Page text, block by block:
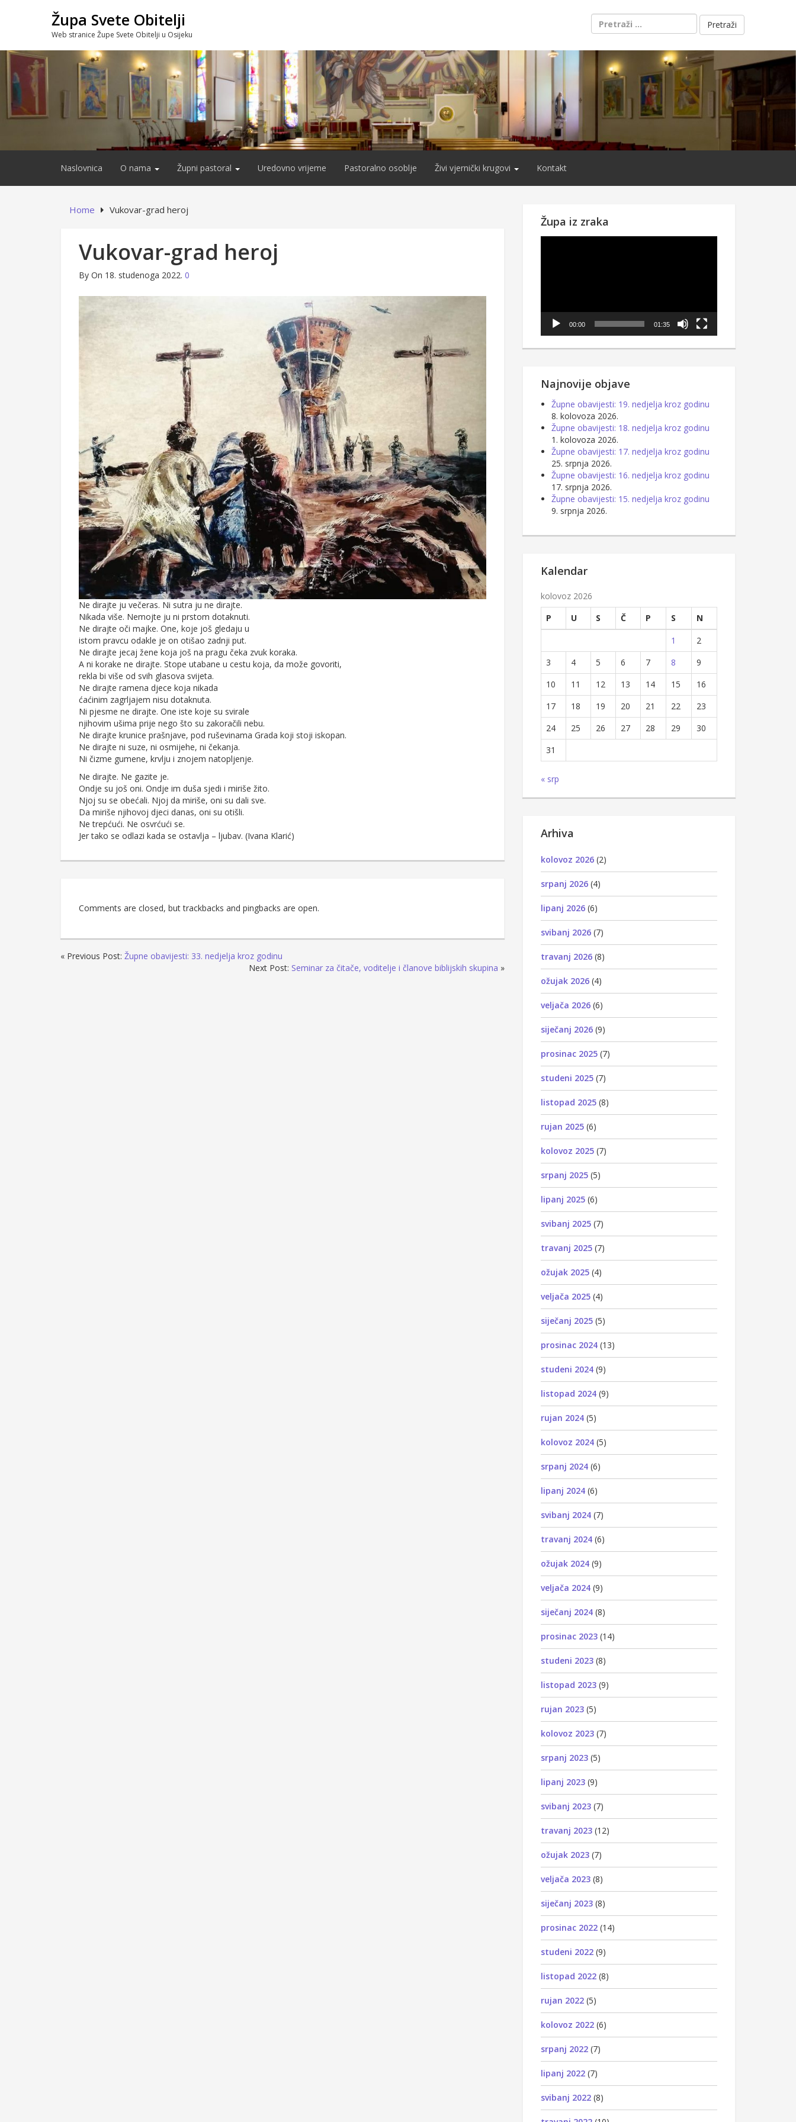
Župa Svete Obitelji
Web stranice Župe Svete Obitelji u Osijeku
Pretraži:
Naslovnica O nama Župni pastoral Uredovno vrijeme Pastoralno osoblje Živi vjernički krugovi Kontakt
Home Vukovar-grad heroj
Vukovar-grad heroj
By On 18. studenoga 2022. 0
Ne dirajte ju večeras. Ni sutra ju ne dirajte.
Nikada više. Nemojte ju ni prstom dotaknuti.
Ne dirajte oči majke. One, koje još gledaju u
istom pravcu odakle je on otišao zadnji put.
Ne dirajte jecaj žene koja još na pragu čeka zvuk koraka.
A ni korake ne dirajte. Stope utabane u cestu koja, da može govoriti,
rekla bi više od svih glasova svijeta.
Ne dirajte ramena djece koja nikada
ćaćinim zagrljajem nisu dotaknuta.
Ni pjesme ne dirajte. One iste koje su svirale
njihovim ušima prije nego što su zakoračili nebu.
Ne dirajte krunice prašnjave, pod ruševinama Grada koji stoji iskopan.
Ne dirajte ni suze, ni osmijehe, ni čekanja.
Ni čizme gumene, krvlju i znojem natopljenje.
Ne dirajte. Ne gazite je.
Ondje su još oni. Ondje im duša sjedi i miriše žito.
Njoj su se obećali. Njoj da miriše, oni su dali sve.
Da miriše njihovoj djeci danas, oni su otišli.
Ne trepćući. Ne osvrćući se.
Jer tako se odlazi kada se ostavlja – ljubav. (Ivana Klarić)
Comments are closed, but trackbacks and pingbacks are open.
« Previous Post: Župne obavijesti: 33. nedjelja kroz godinu
Next Post: Seminar za čitače, voditelje i članove biblijskih skupina »
Župa iz zraka
00:00 01:35
Najnovije objave
Župne obavijesti: 19. nedjelja kroz godinu
8. kolovoza 2026.
Župne obavijesti: 18. nedjelja kroz godinu
1. kolovoza 2026.
Župne obavijesti: 17. nedjelja kroz godinu
25. srpnja 2026.
Župne obavijesti: 16. nedjelja kroz godinu
17. srpnja 2026.
Župne obavijesti: 15. nedjelja kroz godinu
9. srpnja 2026.
Kalendar
kolovoz 2026
P
U S Č P S
N
1
2
3
4 5 6 7 8
9
10
11 12 13 14 15
16
17
18 19 20 21 22
23
24
25 26 27 28 29
30
31
« srp
Arhiva
kolovoz 2026 (2)
srpanj 2026 (4)
lipanj 2026 (6)
svibanj 2026 (7)
travanj 2026 (8)
ožujak 2026 (4)
veljača 2026 (6)
siječanj 2026 (9)
prosinac 2025 (7)
studeni 2025 (7)
listopad 2025 (8)
rujan 2025 (6)
kolovoz 2025 (7)
srpanj 2025 (5)
lipanj 2025 (6)
svibanj 2025 (7)
travanj 2025 (7)
ožujak 2025 (4)
veljača 2025 (4)
siječanj 2025 (5)
prosinac 2024 (13)
studeni 2024 (9)
listopad 2024 (9)
rujan 2024 (5)
kolovoz 2024 (5)
srpanj 2024 (6)
lipanj 2024 (6)
svibanj 2024 (7)
travanj 2024 (6)
ožujak 2024 (9)
veljača 2024 (9)
siječanj 2024 (8)
prosinac 2023 (14)
studeni 2023 (8)
listopad 2023 (9)
rujan 2023 (5)
kolovoz 2023 (7)
srpanj 2023 (5)
lipanj 2023 (9)
svibanj 2023 (7)
travanj 2023 (12)
ožujak 2023 (7)
veljača 2023 (8)
siječanj 2023 (8)
prosinac 2022 (14)
studeni 2022 (9)
listopad 2022 (8)
rujan 2022 (5)
kolovoz 2022 (6)
srpanj 2022 (7)
lipanj 2022 (7)
svibanj 2022 (8)